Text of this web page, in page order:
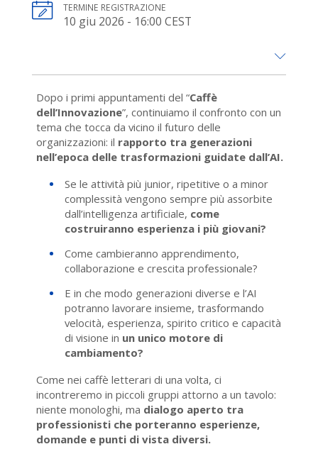
TERMINE REGISTRAZIONE
10 giu 2026 - 16:00 CEST
Dopo i primi appuntamenti del “Caffè
dell’Innovazione”, continuiamo il confronto con un
tema che tocca da vicino il futuro delle
organizzazioni: il rapporto tra generazioni
nell’epoca delle trasformazioni guidate dall’AI.
Se le attività più junior, ripetitive o a minor
complessità vengono sempre più assorbite
dall’intelligenza artificiale, come
costruiranno esperienza i più giovani?
Come cambieranno apprendimento,
collaborazione e crescita professionale?
E in che modo generazioni diverse e l’AI
potranno lavorare insieme, trasformando
velocità, esperienza, spirito critico e capacità
di visione in un unico motore di
cambiamento?
Come nei caffè letterari di una volta, ci
incontreremo in piccoli gruppi attorno a un tavolo:
niente monologhi, ma dialogo aperto tra
professionisti che porteranno esperienze,
domande e punti di vista diversi.